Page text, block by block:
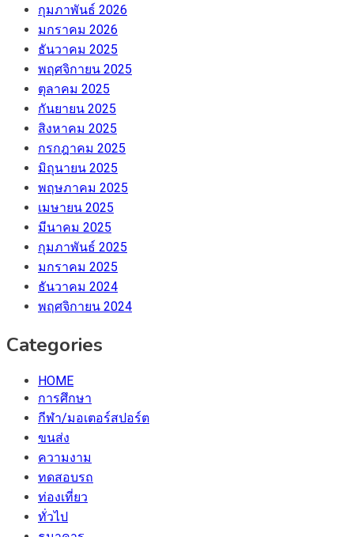
กุมภาพันธ์ 2026
มกราคม 2026
ธันวาคม 2025
พฤศจิกายน 2025
ตุลาคม 2025
กันยายน 2025
สิงหาคม 2025
กรกฎาคม 2025
มิถุนายน 2025
พฤษภาคม 2025
เมษายน 2025
มีนาคม 2025
กุมภาพันธ์ 2025
มกราคม 2025
ธันวาคม 2024
พฤศจิกายน 2024
Categories
HOME
การศึกษา
กีฬา/มอเตอร์สปอร์ต
ขนส่ง
ความงาม
ทดสอบรถ
ท่องเที่ยว
ทั่วไป